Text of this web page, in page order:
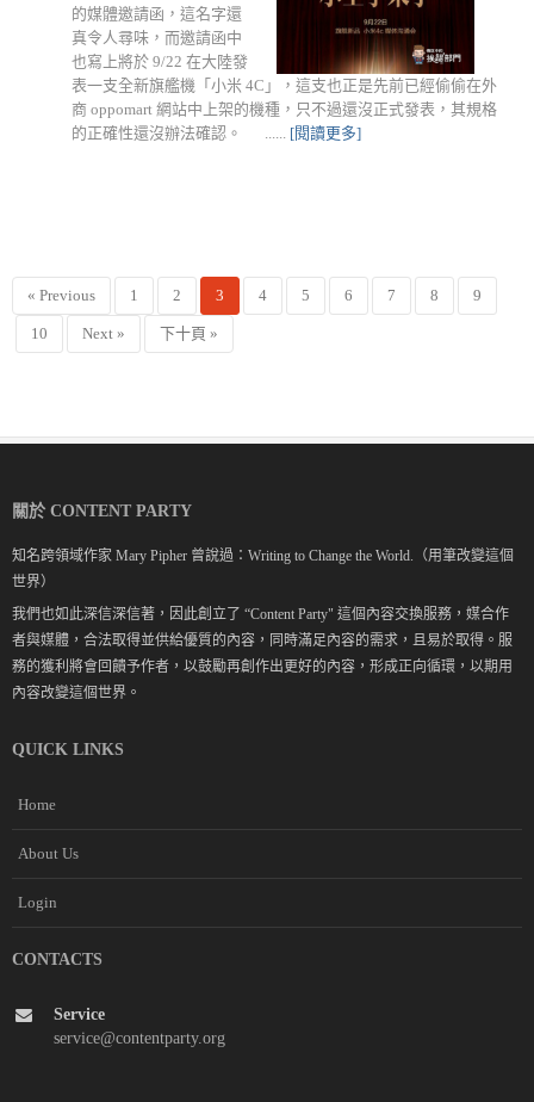
的媒體邀請函，這名字還
真令人尋味，而邀請函中
也寫上將於 9/22 在大陸發
表一支全新旗艦機「小米 4C」，這支也正是先前已經偷偷在外
商 oppomart 網站中上架的機種，只不過還沒正式發表，其規格
的正確性還沒辦法確認。 ...... [閱讀更多]
« Previous 1 2 3 4 5 6 7 8 9
10 Next » 下十頁 »
關於 CONTENT PARTY
知名跨領域作家 Mary Pipher 曾說過：Writing to Change the World.（用筆改變這個
世界）
我們也如此深信深信著，因此創立了 “Content Party" 這個內容交換服務，媒合作
者與媒體，合法取得並供給優質的內容，同時滿足內容的需求，且易於取得。服
務的獲利將會回饋予作者，以鼓勵再創作出更好的內容，形成正向循環，以期用
內容改變這個世界。
QUICK LINKS
Home
About Us
Login
CONTACTS
Service
service@contentparty.org